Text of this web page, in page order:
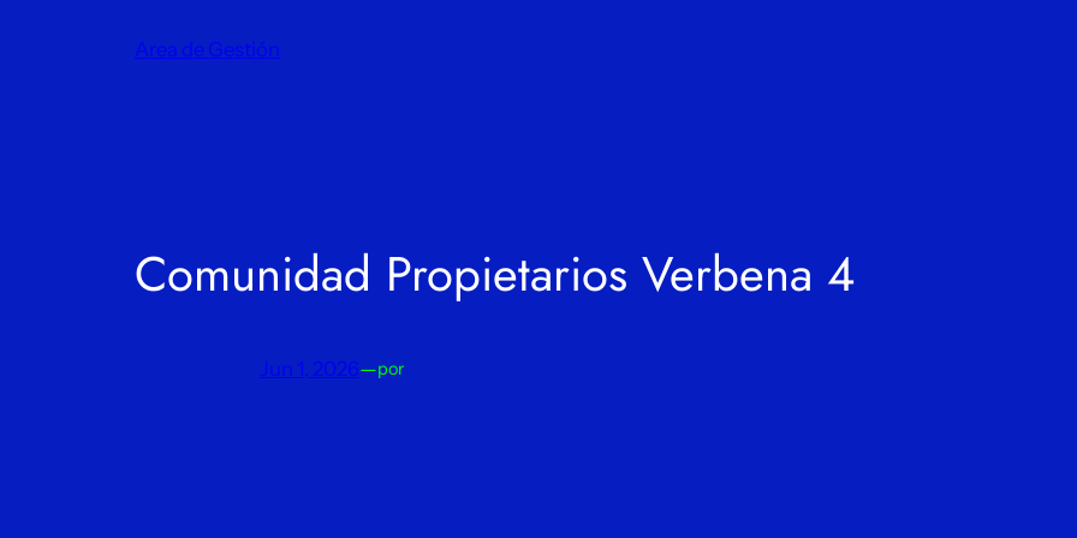
Area de Gestión
Comunidad Propietarios Verbena 4
Jun 1, 2026—por